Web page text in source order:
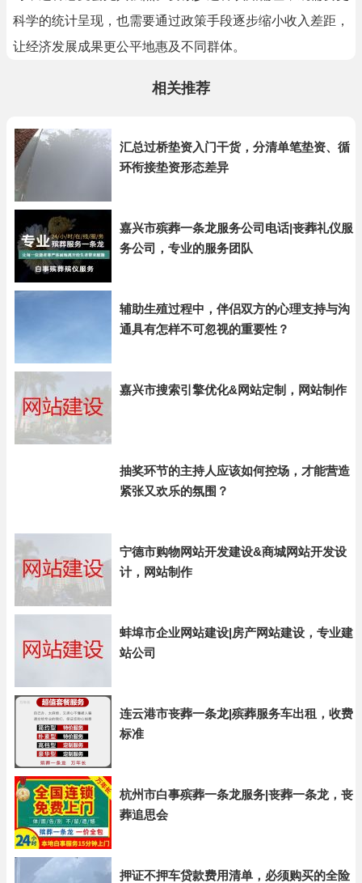
科学的统计呈现，也需要通过政策手段逐步缩小收入差距，
让经济发展成果更公平地惠及不同群体。
相关推荐
汇总过桥垫资入门干货，分清单笔垫资、循
环衔接垫资形态差异
嘉兴市殡葬一条龙服务公司电话|丧葬礼仪服
务公司，专业的服务团队
辅助生殖过程中，伴侣双方的心理支持与沟
通具有怎样不可忽视的重要性？
嘉兴市搜索引擎优化&网站定制，网站制作
抽奖环节的主持人应该如何控场，才能营造
紧张又欢乐的氛围？
宁德市购物网站开发建设&商城网站开发设
计，网站制作
蚌埠市企业网站建设|房产网站建设，专业建
站公司
连云港市丧葬一条龙|殡葬服务车出租，收费
标准
杭州市白事殡葬一条龙服务|丧葬一条龙，丧
葬追思会
押证不押车贷款费用清单，必须购买的全险